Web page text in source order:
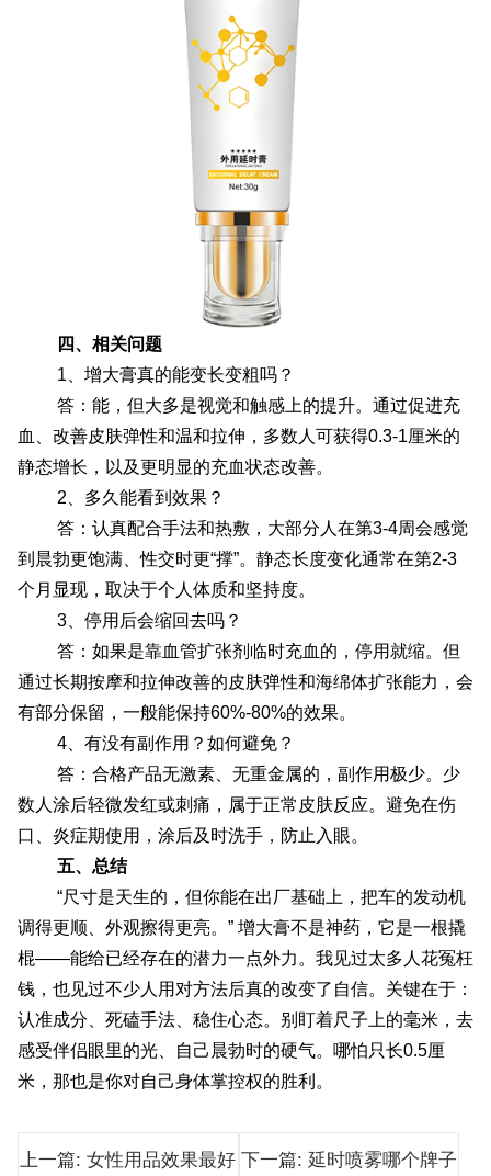
四、相关问题
1、增大膏真的能变长变粗吗？
答：能，但大多是视觉和触感上的提升。通过促进充
血、改善皮肤弹性和温和拉伸，多数人可获得0.3-1厘米的
静态增长，以及更明显的充血状态改善。
2、多久能看到效果？
答：认真配合手法和热敷，大部分人在第3-4周会感觉
到晨勃更饱满、性交时更“撑”。静态长度变化通常在第2-3
个月显现，取决于个人体质和坚持度。
3、停用后会缩回去吗？
答：如果是靠血管扩张剂临时充血的，停用就缩。但
通过长期按摩和拉伸改善的皮肤弹性和海绵体扩张能力，会
有部分保留，一般能保持60%-80%的效果。
4、有没有副作用？如何避免？
答：合格产品无激素、无重金属的，副作用极少。少
数人涂后轻微发红或刺痛，属于正常皮肤反应。避免在伤
口、炎症期使用，涂后及时洗手，防止入眼。
五、总结
“尺寸是天生的，但你能在出厂基础上，把车的发动机
调得更顺、外观擦得更亮。” 增大膏不是神药，它是一根撬
棍——能给已经存在的潜力一点外力。我见过太多人花冤枉
钱，也见过不少人用对方法后真的改变了自信。关键在于：
认准成分、死磕手法、稳住心态。别盯着尺子上的毫米，去
感受伴侣眼里的光、自己晨勃时的硬气。哪怕只长0.5厘
米，那也是你对自己身体掌控权的胜利。
上一篇: 女性用品效果最好
下一篇: 延时喷雾哪个牌子